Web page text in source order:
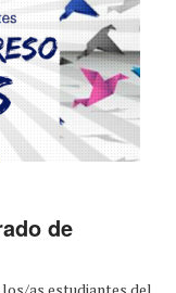
de